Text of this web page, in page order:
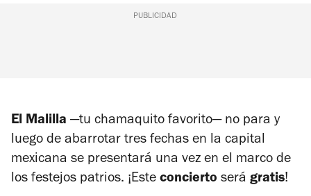
PUBLICIDAD
El Malilla —tu chamaquito favorito— no para y
luego de abarrotar tres fechas en la capital
mexicana se presentará una vez en el marco de
los festejos patrios. ¡Este concierto será gratis!